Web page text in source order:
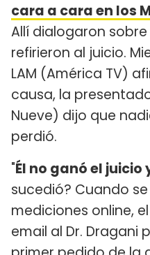
cara a cara en los
Allí dialogaron
refirieron al juicio.
LAM (América TV)
causa, la
Nueve) dijo que
perdió.
"Él no ganó el juicio
sucedió? Cuando
mediciones online,
email al Dr. Dragani